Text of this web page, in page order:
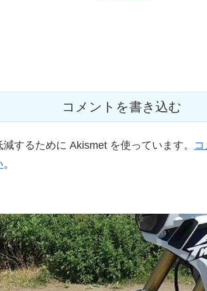
コメントを書き込む
するために Akismet を使っています。
。